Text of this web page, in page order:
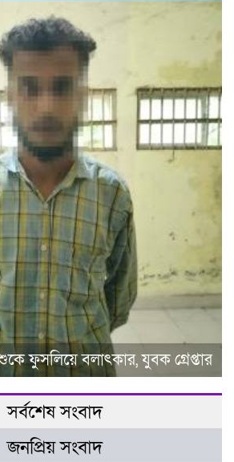
ফুসলিয়ে বলাৎকার, যুবক গ্রেপ্তার
সর্বশেষ সংবাদ
জনপ্রিয় সংবাদ